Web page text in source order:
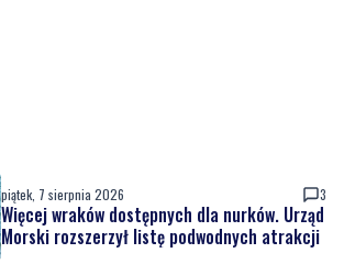
piątek, 7 sierpnia 2026 3
Więcej wraków dostępnych dla nurków. Urząd
Morski rozszerzył listę podwodnych atrakcji